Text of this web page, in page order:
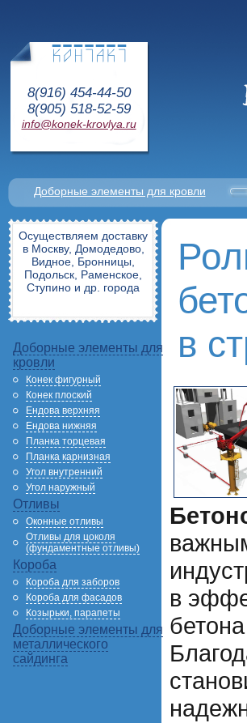
8(916) 454-44-50
8(905) 518-52-59
info@konek-krovlya.ru
Доборные элементы для кровли
Осуществляем доставку
в Москву, Домодедово,
Видное, Бронницы,
Подольск, Раменское,
Ступино и др. города
Доборные элементы для
кровли
Конек фигурный
Конек плоский
Ендова верхняя
Ендова нижняя
Планка торцевая
Планка карнизная
Угол внутренний
Угол наружный
Отливы
Оконные отливы
Отливы для цоколя
(фундаментные отливы)
Короба
Короба для заборов
Короба для фасадов
Козырьки, парапеты
Доборные элементы для
металлического
сайдинга
в
в